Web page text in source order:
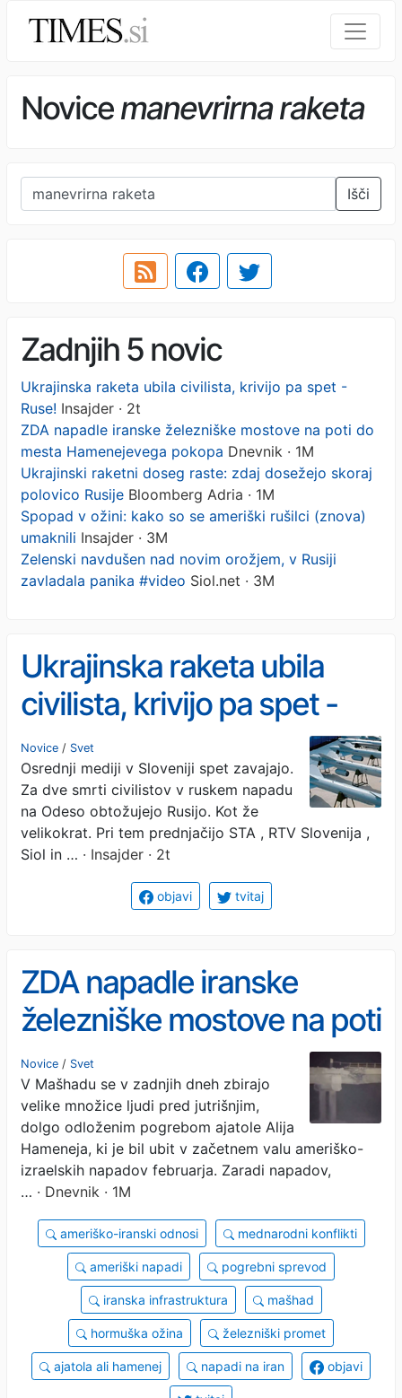
Novicemanevrirna raketa
Išči
Zadnjih 5 novic
Ukrajinska raketa ubila civilista, krivijo pa spet -
Ruse! Insajder · 2t
ZDA napadle iranske železniške mostove na poti do
mesta Hamenejevega pokopa Dnevnik · 1M
Ukrajinski raketni doseg raste: zdaj dosežejo skoraj
polovico Rusije Bloomberg Adria · 1M
Spopad v ožini: kako so se ameriški rušilci (znova)
umaknili Insajder · 3M
Zelenski navdušen nad novim orožjem, v Rusiji
zavladala panika #video Siol.net · 3M
Ukrajinska raketa ubila
civilista, krivijo pa spet -
Ruse!
Novice / Svet
Osrednji mediji v Sloveniji spet zavajajo.
Za dve smrti civilistov v ruskem napadu
na Odeso obtožujejo Rusijo. Kot že
velikokrat. Pri tem prednjačijo STA , RTV Slovenija ,
Siol in … · Insajder · 2t
objavi tvitaj
ZDA napadle iranske
železniške mostove na poti
do mesta Hamenejevega
pokopa
Novice / Svet
V Mašhadu se v zadnjih dneh zbirajo
velike množice ljudi pred jutrišnjim,
dolgo odloženim pogrebom ajatole Alija
Hameneja, ki je bil ubit v začetnem valu ameriško-
izraelskih napadov februarja. Zaradi napadov,
… · Dnevnik · 1M
ameriško-iranski odnosi mednarodni konflikti
ameriški napadi pogrebni sprevod
iranska infrastruktura mašhad
hormuška ožina železniški promet
ajatola ali hamenej napadi na iran objavi